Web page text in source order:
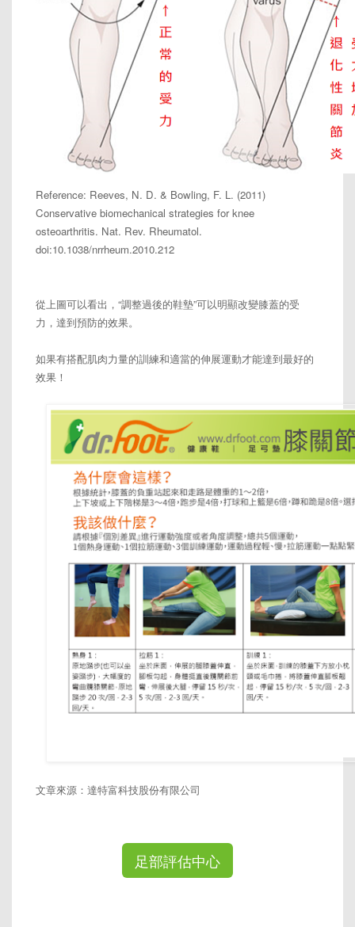
Reference: Reeves, N. D. & Bowling, F. L. (2011)
Conservative biomechanical strategies for knee
osteoarthritis. Nat. Rev. Rheumatol.
doi:10.1038/nrrheum.2010.212
從上圖可以看出，“調整過後的鞋墊”可以明顯改變膝蓋的受
力，達到預防的效果。
如果有搭配肌肉力量的訓練和適當的伸展運動才能達到最好的
效果！
文章來源：達特富科技股份有限公司
足部評估中心